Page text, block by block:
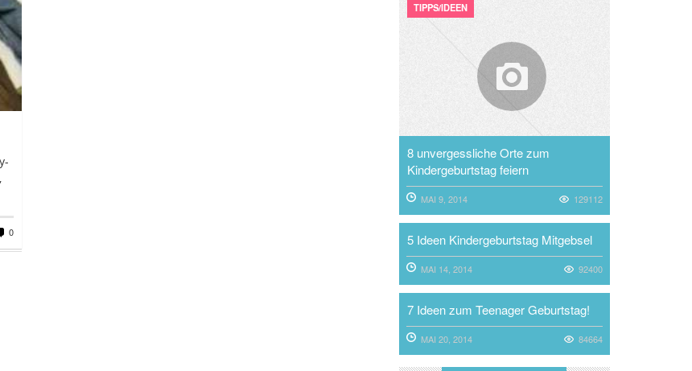
0
TIPPS/IDEEN
8 unvergessliche Orte zum
Kindergeburtstag feiern
MAI 9, 2014 129112
5 Ideen Kindergeburtstag Mitgebsel
MAI 14, 2014 92400
7 Ideen zum Teenager Geburtstag!
MAI 20, 2014 84664